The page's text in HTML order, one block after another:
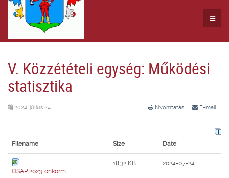
V. Közzétételi egység: Működési
statisztika
Nyomtatás E-mail
2024. július 24.
Filename Size Date
OSAP 2023. önkorm.
18.32 KB 2024-07-24